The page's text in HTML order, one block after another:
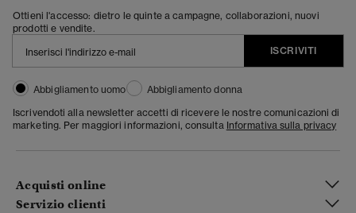
Ottieni l'accesso: dietro le quinte a campagne, collaborazioni, nuovi
prodotti e vendite.
ISCRIVITI
Abbigliamento uomo
Abbigliamento donna
Iscrivendoti alla newsletter accetti di ricevere le nostre comunicazioni di
marketing. Per maggiori informazioni, consulta Informativa sulla privacy
Acquisti online
Servizio clienti